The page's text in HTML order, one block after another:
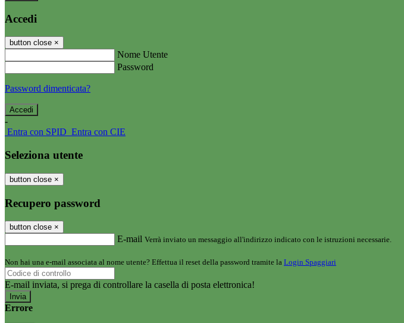
Accedi
button close ×
Nome Utente
Password
Password dimenticata?
-
Entra con SPID Entra con CIE
Seleziona utente
button close ×
Recupero password
button close ×
E-mail Verrà inviato un messaggio all'indirizzo indicato con le istruzioni necessarie.
Non hai una e-mail associata al nome utente? Effettua il reset della password tramite la Login Spaggiari
E-mail inviata, si prega di controllare la casella di posta elettronica!
Errore